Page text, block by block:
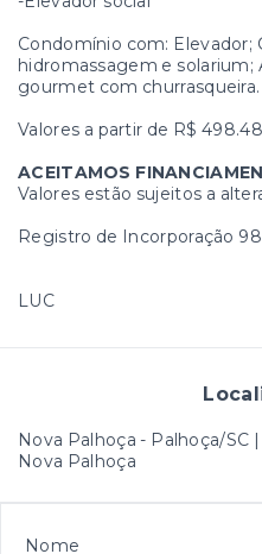
Condomínio com: Elevador;
hidromassagem e solarium;
gourmet com churrasqueira.
Valores a partir de R$
ACEITAMOS
Valores estão sujeitos a
Registro de Incorporação
LUC
Nova Palhoça - Palhoça/
Nova Palhoça
Nome